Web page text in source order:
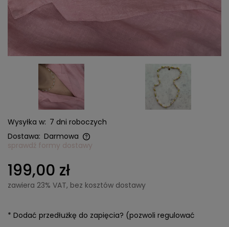
Wysyłka w: 7 dni roboczych
Dostawa: Darmowa
Cena nie zawiera ewentualnych kosztów płatności
sprawdź formy dostawy
199,00 zł
zawiera 23% VAT, bez kosztów dostawy
* Dodać przedłużkę do zapięcia? (pozwoli regulować